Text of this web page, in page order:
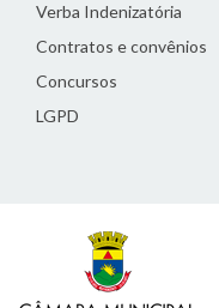
Verba Indenizatória
Contratos e convênios
Concursos
LGPD